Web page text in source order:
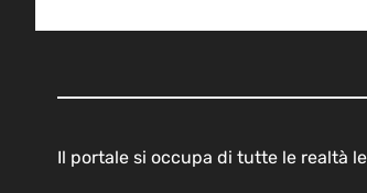
Il portale si occupa di tutte le realtà